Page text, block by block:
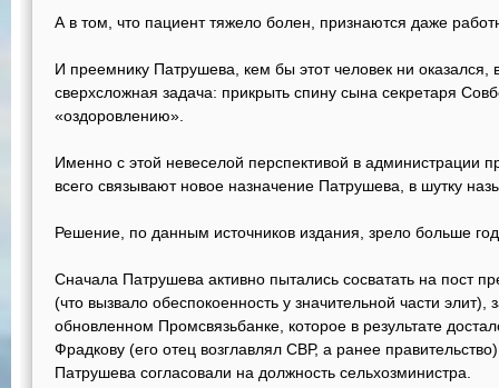
А в том, что пациент тяжело болен, признаются даже
И преемнику Патрушева, кем бы этот человек ни оказался,
сверхсложная задача: прикрыть спину сына секретаря
«оздоровлению».
Именно с этой невеселой перспективой в администрации
всего связывают новое назначение Патрушева, в шутку
Решение, по данным источников издания, зрело больше
Сначала Патрушева активно пытались сосватать на пост
(что вызвало обеспокоенность у значительной части элит),
обновленном Промсвязьбанке, которое в результате
Фрадкову (его отец возглавлял СВР, а ранее
Патрушева согласовали на должность сельхозминистра.